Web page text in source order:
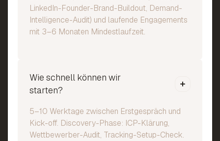
LinkedIn-Founder-Brand-Buildout, Demand-
Intelligence-Audit) und laufende Engagements
mit 3–6 Monaten Mindestlaufzeit.
Wie schnell können wir
starten?
5–10 Werktage zwischen Erstgespräch und
Kick-off. Discovery-Phase: ICP-Klärung,
Wettbewerber-Audit, Tracking-Setup-Check.